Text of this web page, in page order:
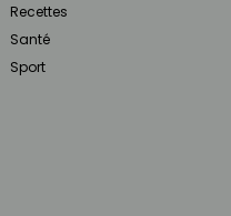
Recettes
Santé
Sport